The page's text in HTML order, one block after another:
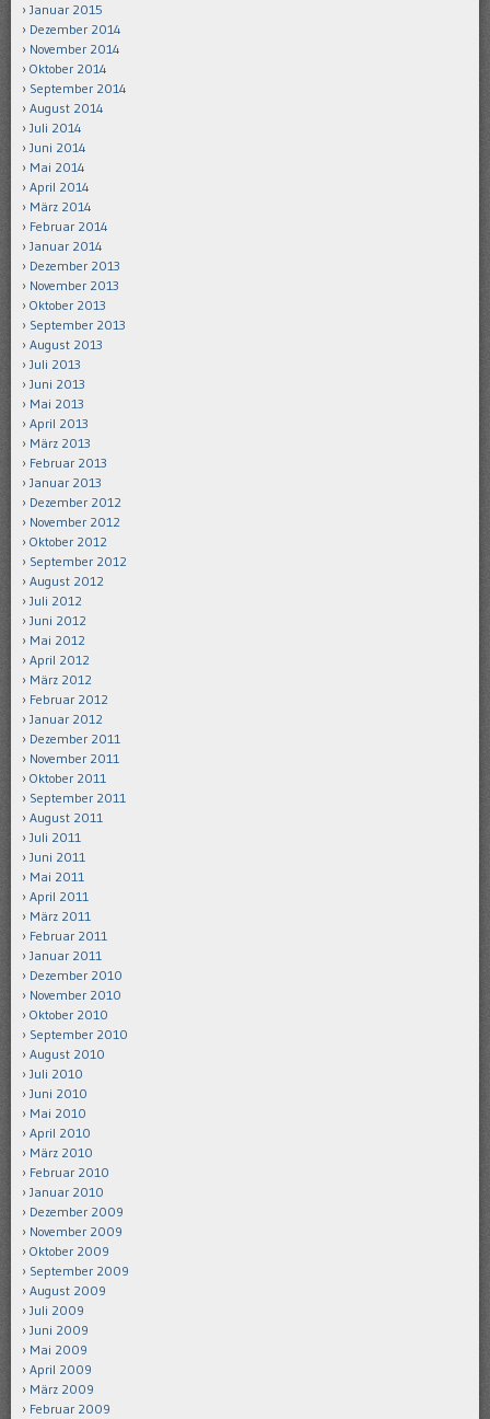
Januar 2015
Dezember 2014
November 2014
Oktober 2014
September 2014
August 2014
Juli 2014
Juni 2014
Mai 2014
April 2014
März 2014
Februar 2014
Januar 2014
Dezember 2013
November 2013
Oktober 2013
September 2013
August 2013
Juli 2013
Juni 2013
Mai 2013
April 2013
März 2013
Februar 2013
Januar 2013
Dezember 2012
November 2012
Oktober 2012
September 2012
August 2012
Juli 2012
Juni 2012
Mai 2012
April 2012
März 2012
Februar 2012
Januar 2012
Dezember 2011
November 2011
Oktober 2011
September 2011
August 2011
Juli 2011
Juni 2011
Mai 2011
April 2011
März 2011
Februar 2011
Januar 2011
Dezember 2010
November 2010
Oktober 2010
September 2010
August 2010
Juli 2010
Juni 2010
Mai 2010
April 2010
März 2010
Februar 2010
Januar 2010
Dezember 2009
November 2009
Oktober 2009
September 2009
August 2009
Juli 2009
Juni 2009
Mai 2009
April 2009
März 2009
Februar 2009